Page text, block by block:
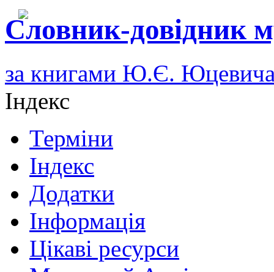
Словник-довідник
за книгами Ю.Є.
Індекс
Терміни
Індекс
Додатки
Інформація
Цікаві ресурси